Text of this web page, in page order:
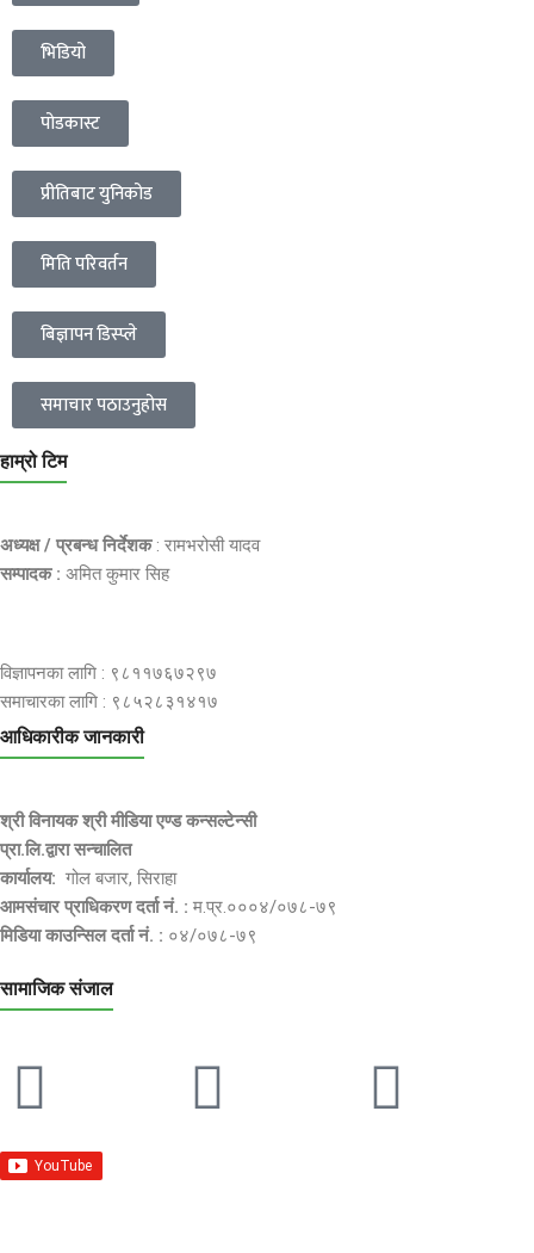
भिडियो
पोडकास्ट
प्रीतिबाट युनिकोड
मिति परिवर्तन
बिज्ञापन डिस्प्ले
समाचार पठाउनुहोस
हाम्रो टिम
अध्यक्ष / प्रबन्ध निर्देशक: रामभरोसी यादव
सम्पादक : अमित कुमार सिह
विज्ञापनका लागि : ९८११७६७२९७
समाचारका लागि : ९८५२८३१४१७
आधिकारीक जानकारी
श्री विनायक श्री मीडिया एण्ड कन्सल्टेन्सी
प्रा.लि.द्वारा सन्चालित
कार्यालय: गोल बजार, सिराहा
आमसंचार प्राधिकरण दर्ता नं. : म.प्र.०००४/०७८-७९
मिडिया काउन्सिल दर्ता नं. : ०४/०७८-७९
सामाजिक संजाल